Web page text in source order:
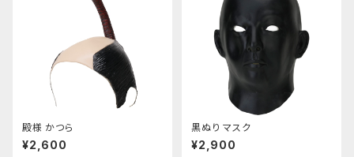
殿様 かつら
¥2,600
黒ぬり マスク
¥2,900